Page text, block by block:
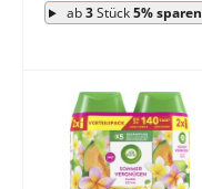
ab3Stück5% sparen